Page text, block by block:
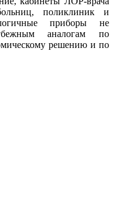
поликлиник и
приборы не
аналогам по
решению и по